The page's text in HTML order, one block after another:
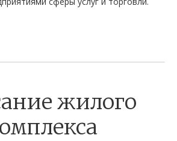
жилого